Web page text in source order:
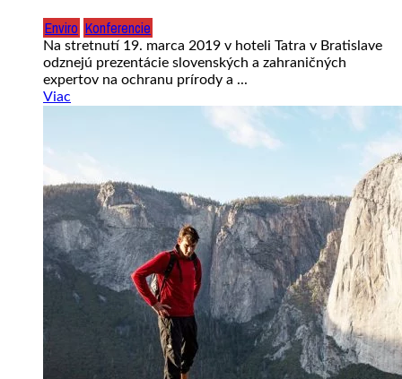
Enviro Konferencie
Na stretnutí 19. marca 2019 v hoteli Tatra v Bratislave
odznejú prezentácie slovenských a zahraničných
expertov na ochranu prírody a ...
Viac